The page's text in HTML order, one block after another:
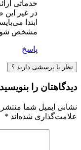
خدماتی
در غیر
ابتدا
مشخص
پاسخ
نظر یا پرسشی دارید ؟
دیدگاهتان را بنویسید
نشانی ایمیل شما
علامت‌گذاری شده‌اند *